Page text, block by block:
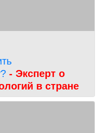
- Эксперт о
в стране